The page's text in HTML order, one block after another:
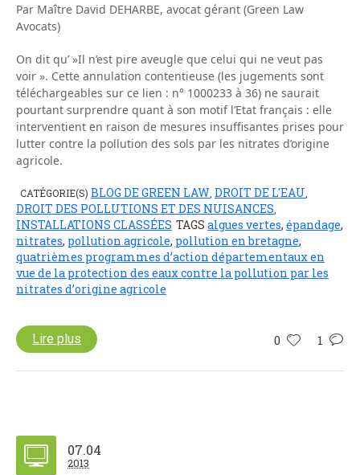
Par Maître David DEHARBE, avocat gérant (Green Law
Avocats)
On dit qu’ »Il n’est pire aveugle que celui qui ne veut pas
voir ». Cette annulation contentieuse (les jugements sont
téléchargeables sur ce lien : n° 1000233 à 36) ne saurait
pourtant surprendre quant à son motif l’Etat français : elle
interventient en raison de mesures insuffisantes prises pour
lutter contre la pollution des sols par les nitrates d’origine
agricole.
CATÉGORIE(S) BLOG DE GREEN LAW DROIT DE L'EAU
DROIT DES POLLUTIONS ET DES NUISANCES
INSTALLATIONS CLASSÉES TAGS algues vertes, épandage,
nitrates, pollution agricole, pollution en bretagne,
quatrièmes programmes d’action départementaux en
vue de la protection des eaux contre la pollution par les
nitrates d’origine agricole
0 1
Lire plus
07.04
2013